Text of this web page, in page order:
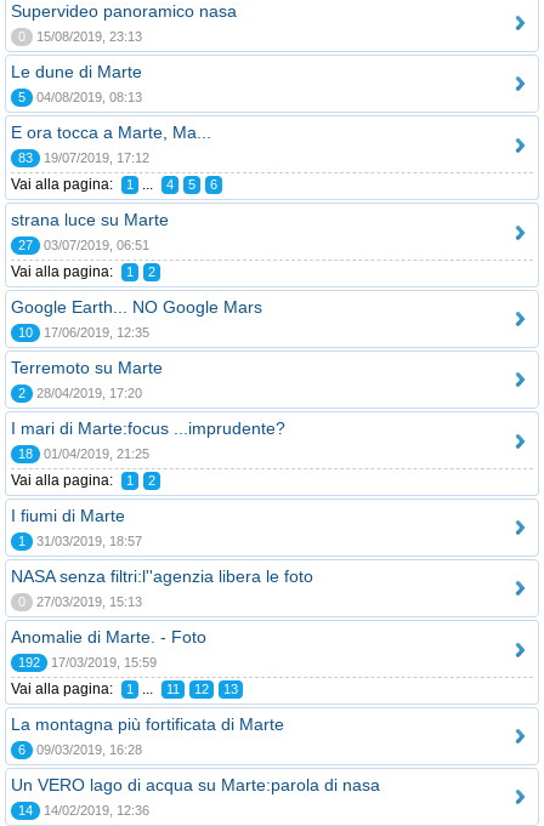
Supervideo panoramico nasa
0 15/08/2019, 23:13
Le dune di Marte
5 04/08/2019, 08:13
E ora tocca a Marte, Ma...
83 19/07/2019, 17:12
Vai alla pagina: 1 ... 4 5 6
strana luce su Marte
27 03/07/2019, 06:51
Vai alla pagina: 1 2
Google Earth... NO Google Mars
10 17/06/2019, 12:35
Terremoto su Marte
2 28/04/2019, 17:20
I mari di Marte:focus ...imprudente?
18 01/04/2019, 21:25
Vai alla pagina: 1 2
I fiumi di Marte
1 31/03/2019, 18:57
NASA senza filtri:l''agenzia libera le foto
0 27/03/2019, 15:13
Anomalie di Marte. - Foto
192 17/03/2019, 15:59
Vai alla pagina: 1 ... 11 12 13
La montagna più fortificata di Marte
6 09/03/2019, 16:28
Un VERO lago di acqua su Marte:parola di nasa
14 14/02/2019, 12:36